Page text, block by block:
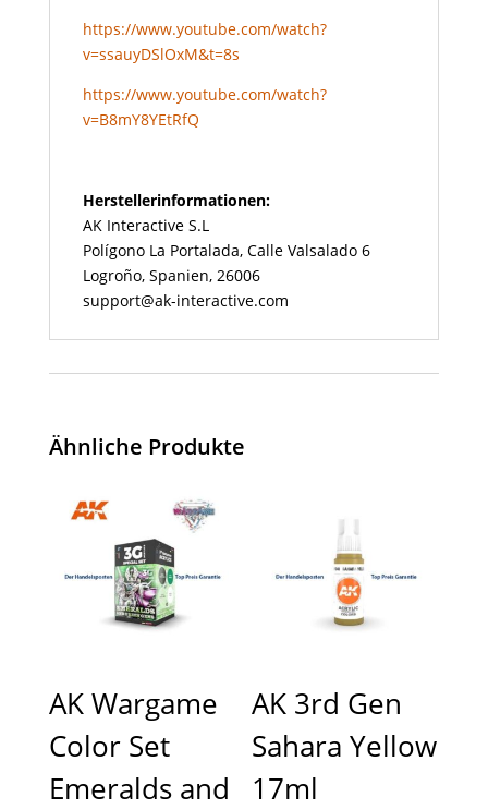
https://www.youtube.com/watch?
v=ssauyDSlOxM&t=8s
https://www.youtube.com/watch?
v=B8mY8YEtRfQ
Herstellerinformationen:
AK Interactive S.L
Polígono La Portalada, Calle Valsalado 6
Logroño, Spanien, 26006
support@ak-interactive.com
Ähnliche Produkte
AK Wargame
Color Set
Emeralds and
AK 3rd Gen
Sahara Yellow
17ml